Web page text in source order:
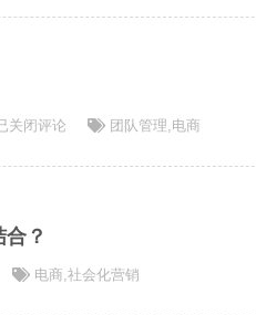
关闭评论 团队管理,电商
？
电商,社会化营销